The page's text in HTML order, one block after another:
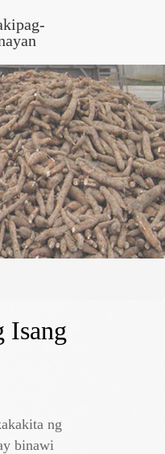
Isang
ng
binawi